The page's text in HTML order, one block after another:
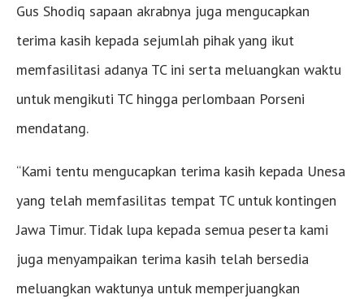
Gus Shodiq sapaan akrabnya juga mengucapkan
terima kasih kepada sejumlah pihak yang ikut
memfasilitasi adanya TC ini serta meluangkan waktu
untuk mengikuti TC hingga perlombaan Porseni
mendatang.
“Kami tentu mengucapkan terima kasih kepada Unesa
yang telah memfasilitas tempat TC untuk kontingen
Jawa Timur. Tidak lupa kepada semua peserta kami
juga menyampaikan terima kasih telah bersedia
meluangkan waktunya untuk memperjuangkan